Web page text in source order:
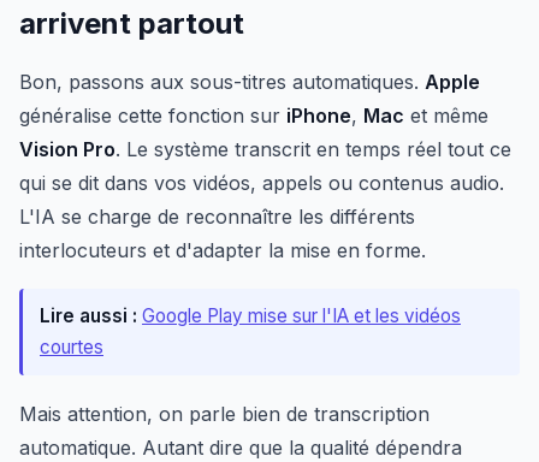
arrivent partout
Bon, passons aux sous-titres automatiques. Apple
généralise cette fonction sur iPhone, Mac et même
Vision Pro. Le système transcrit en temps réel tout ce
qui se dit dans vos vidéos, appels ou contenus audio.
L'IA se charge de reconnaître les différents
interlocuteurs et d'adapter la mise en forme.
Lire aussi : Google Play mise sur l'IA et les vidéos
courtes
Mais attention, on parle bien de transcription
automatique. Autant dire que la qualité dépendra